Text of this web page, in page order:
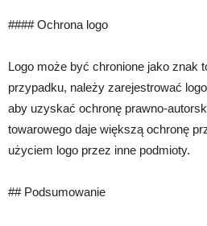
#### Ochrona logo
Logo może być chronione jako znak
przypadku, należy zarejestrować
aby uzyskać ochronę prawno-
towarowego daje większą ochronę
użyciem logo przez inne podmioty.
## Podsumowanie